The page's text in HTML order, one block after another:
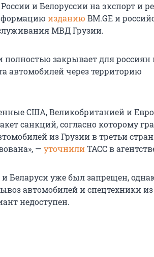
и Белоруссии на экспорт и
изданию BM.GE и
МВД Грузии.
полностью закрывает для россиян
автомобилей через территорию
США, Великобританией и
санкций, согласно которому
из Грузии в третьи
— уточнилиТАСС в
и Беларуси уже был запрещен,
автомобилей и спецтехники
недоступен.